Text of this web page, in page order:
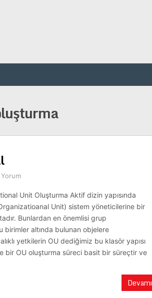
Unit Oluşturma Aktif dizin yapısında
Unit) sistem yöneticilerine bir
Bunlardan en önemlisi grup
birimler altında bulunan objelere
yetkilerin OU dediğimiz bu klasör yapısı
bir OU oluşturma süreci basit bir süreçtir ve
Devamı